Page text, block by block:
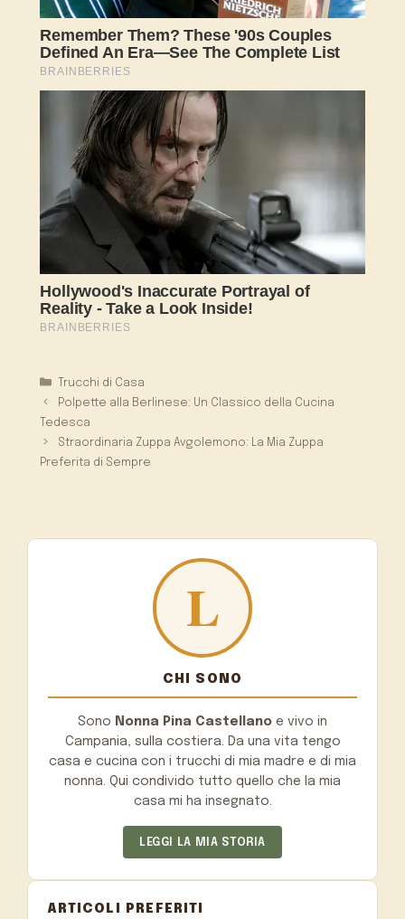
Categorie
Trucchi di Casa
Polpette alla Berlinese: Un Classico della Cucina
Tedesca
Straordinaria Zuppa Avgolemono: La Mia Zuppa
Preferita di Sempre
CHI SONO
Sono Nonna Pina Castellano e vivo in
Campania, sulla costiera. Da una vita tengo
casa e cucina con i trucchi di mia madre e di mia
nonna. Qui condivido tutto quello che la mia
casa mi ha insegnato.
LEGGI LA MIA STORIA
ARTICOLI PREFERITI